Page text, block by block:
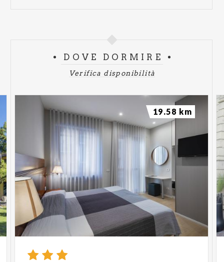
DOVE DORMIRE
Verifica disponibilità
19.58 km